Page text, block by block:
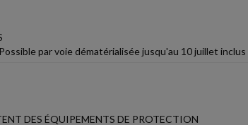
par voie dématérialisée jusqu'au 10 juillet
DES ÉQUIPEMENTS DE PROTECTION